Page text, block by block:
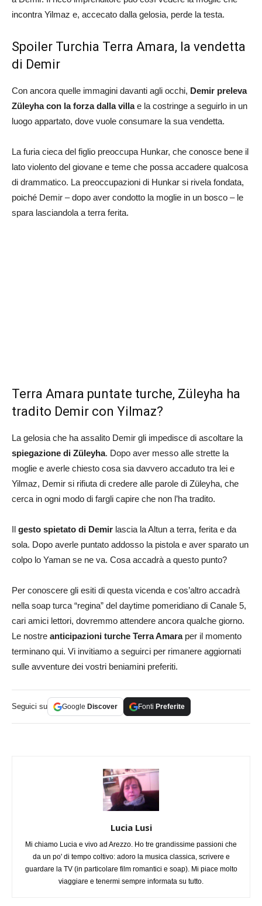
incontra Yilmaz e, accecato dalla gelosia, perde la testa.
Spoiler Turchia Terra Amara, la vendetta
di Demir
Con ancora quelle immagini davanti agli occhi, Demir preleva
Züleyha con la forza dalla villae la costringe a seguirlo in un
luogo appartato, dove vuole consumare la sua vendetta.
La furia cieca del figlio preoccupa Hunkar, che conosce bene il
lato violento del giovane e teme che possa accadere qualcosa
di drammatico. La preoccupazioni di Hunkar si rivela fondata,
poiché Demir – dopo aver condotto la moglie in un bosco – le
spara lasciandola a terra ferita.
Terra Amara puntate turche, Züleyha ha
tradito Demir con Yilmaz?
La gelosia che ha assalito Demir gli impedisce di ascoltare la
spiegazione di Züleyha. Dopo aver messo alle strette la
moglie e averle chiesto cosa sia davvero accaduto tra lei e
Yilmaz, Demir si rifiuta di credere alle parole di Züleyha, che
cerca in ogni modo di fargli capire che non l’ha tradito.
gesto spietato di Demir lascia la Altun a terra, ferita e da
sola. Dopo averle puntato addosso la pistola e aver sparato un
colpo lo Yaman se ne va. Cosa accadrà a questo punto?
Per conoscere gli esiti di questa vicenda e cos’altro accadrà
nella soap turca “regina” del daytime pomeridiano di Canale 5,
cari amici lettori, dovremmo attendere ancora qualche giorno.
Le nostre anticipazioni turche Terra Amaraper il momento
terminano qui. Vi invitiamo a seguirci per rimanere aggiornati
sulle avventure dei vostri beniamini preferiti.
Seguici su Google Discover Fonti Preferite
Lucia Lusi
Mi chiamo Lucia e vivo ad Arezzo. Ho tre grandissime passioni che
da un po' di tempo coltivo: adoro la musica classica, scrivere e
guardare la TV (in particolare film romantici e soap). Mi piace molto
viaggiare e tenermi sempre informata su tutto.